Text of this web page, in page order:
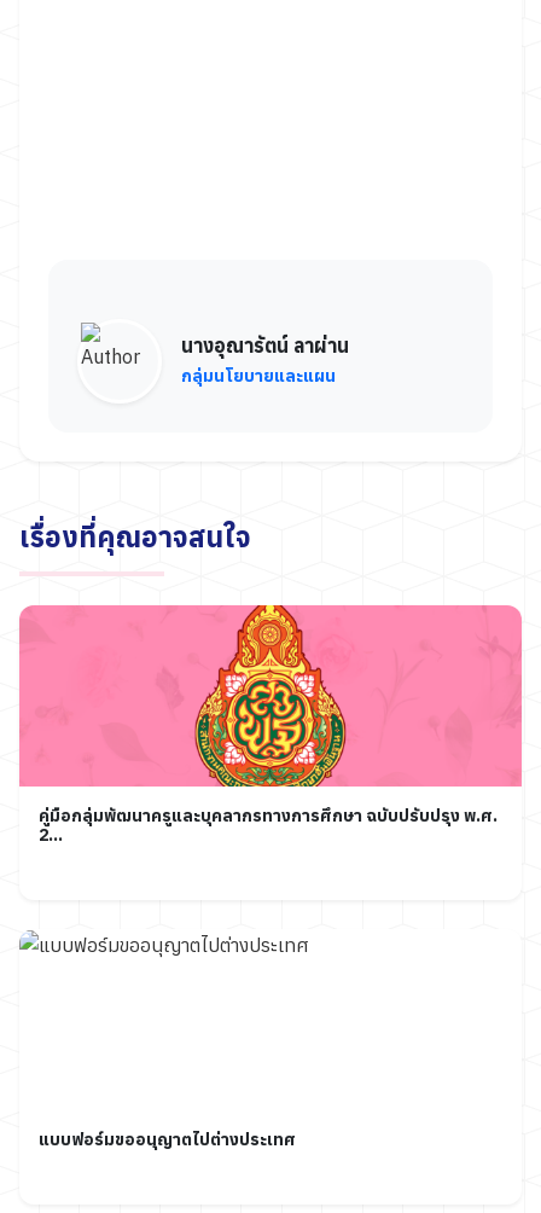
นางอุณารัตน์ ลาผ่าน
กลุ่มนโยบายและแผน
เรื่องที่คุณอาจสนใจ
คู่มือกลุ่มพัฒนาครูและบุคลากรทางการศึกษา ฉบับปรับปรุง พ.ศ.
2...
แบบฟอร์มขออนุญาตไปต่างประเทศ